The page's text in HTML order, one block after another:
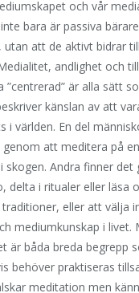
och vår
bara är passiva
att de aktivt bidrar till
andlighet och
”centrerad” är alla sätt
känslan av att
i världen. En del
att meditera på
skogen. Andra finner
delta i ritualer eller läsa
eller att välja
mediumkunskap i livet.
är båda breda begrepp
behöver praktiseras
meditation men